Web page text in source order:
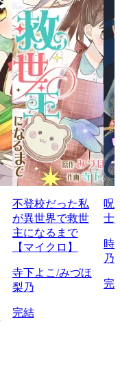
不登校だった私
が異世界で救世
主になるまで
【マイクロ】
寺下よこ/みづほ
梨乃
完結
呪
士
時
乃
完